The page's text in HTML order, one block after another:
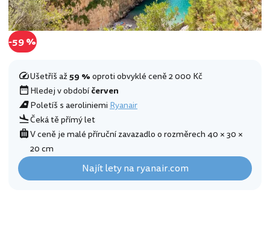
-59 %
Ušetříš až59 %oproti obvyklé ceně 2 000 Kč
Hledej v obdobíčerven
Poletíš s aeroliniemi Ryanair
Čeká tě přímý let
V ceně je malé příruční zavazadlo o rozměrech 40 × 30 ×
20 cm
Najít lety na ryanair.com